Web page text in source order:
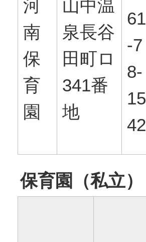
河
南
保
育
園
山中温
泉長谷
田町ロ
341番
地
61
-7
8-
15
42
保育園（私立）